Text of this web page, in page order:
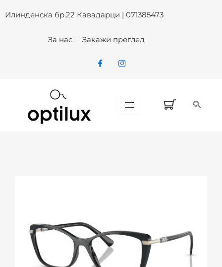
toИлинденска бр.22 Кавадарци | 071385473
За нас Закажи преглед